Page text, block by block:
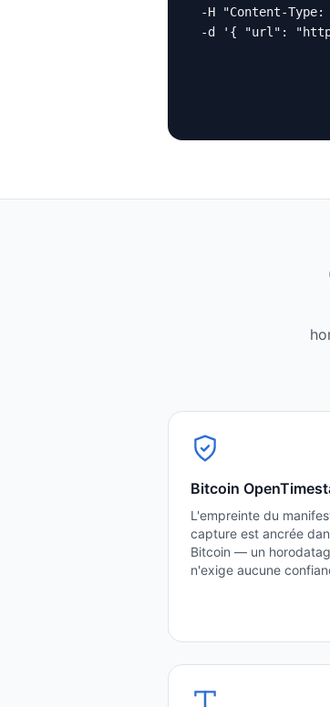
-H "Content-Type:
-d '{ "url":
Bitcoin
L'empreinte du
capture est ancrée
Bitcoin — un
n'exige aucune